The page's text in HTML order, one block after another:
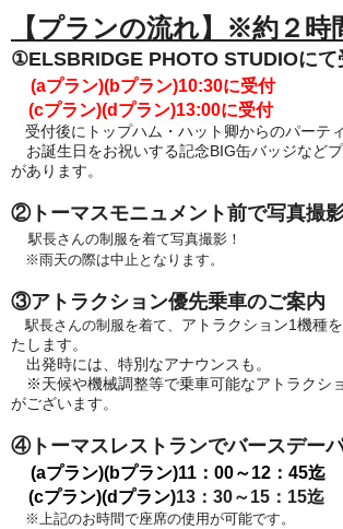
【プランの流れ】※約２時
①ELSBRIDGE PHOTO STUDIOにて
(aプラン)(bプラン)10:30に受付
(cプラン)(dプラン)13:00に受付
受付後にトップハム・ハット卿からのパーテ
お誕生日をお祝いする記念BIG缶バッジなど
があります。
②トーマスモニュメント前で写真撮
駅長さんの制服を着て写真撮影！
※雨天の際は中止となります。
③アトラクション優先乗車のご案内
駅長さんの制服を着て、 アトラクション1機種
たします。
出発時には、特別なアナウンスも。
※天候や機械調整等で乗車可能なアトラクシ
がございます。
④トーマスレストランでバースデー
(aプラン)(bプラン)11：00～12：45迄
(cプラン)(dプラン)13：30～15：15迄
※上記のお時間で座席の使用が可能です。